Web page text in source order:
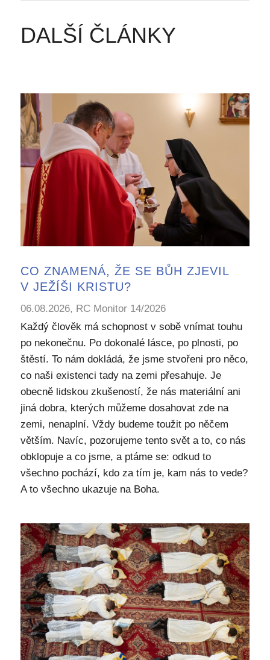
DALŠÍ ČLÁNKY
CO ZNAMENÁ, ŽE SE BŮH ZJEVIL
V JEŽÍŠI KRISTU?
06.08.2026, RC Monitor 14/2026
Každý člověk má schopnost v sobě vnímat touhu
po nekonečnu. Po dokonalé lásce, po plnosti, po
štěstí. To nám dokládá, že jsme stvořeni pro něco,
co naši existenci tady na zemi přesahuje. Je
obecně lidskou zkušeností, že nás materiální ani
jiná dobra, kterých můžeme dosahovat zde na
zemi, nenaplní. Vždy budeme toužit po něčem
větším. Navíc, pozorujeme tento svět a to, co nás
obklopuje a co jsme, a ptáme se: odkud to
všechno pochází, kdo za tím je, kam nás to vede?
A to všechno ukazuje na Boha.